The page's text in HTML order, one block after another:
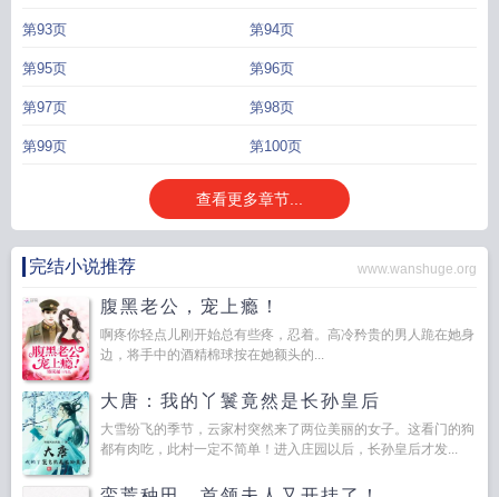
第93页 第94页
第95页 第96页
第97页 第98页
第99页 第100页
查看更多章节...
完结小说推荐 www.wanshuge.org
腹黑老公，宠上瘾！
啊疼你轻点儿刚开始总有些疼，忍着。高冷矜贵的男人跪在她身
边，将手中的酒精棉球按在她额头的...
大唐：我的丫鬟竟然是长孙皇后
大雪纷飞的季节，云家村突然来了两位美丽的女子。这看门的狗
都有肉吃，此村一定不简单！进入庄园以后，长孙皇后才发...